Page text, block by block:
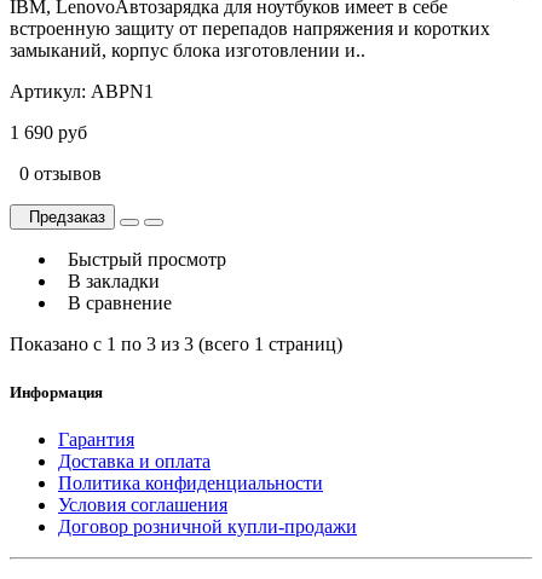
IBM, LenovoАвтозарядка для ноутбуков имеет в себе
встроенную защиту от перепадов напряжения и коротких
замыканий, корпус блока изготовлении и..
Артикул: ABPN1
1 690 руб
0 отзывов
Предзаказ
Быстрый просмотр
В закладки
В сравнение
Показано с 1 по 3 из 3 (всего 1 страниц)
Информация
Гарантия
Доставка и оплата
Политика конфиденциальности
Условия соглашения
Договор розничной купли-продажи